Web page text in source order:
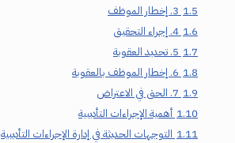
1.5 3. إخطار الموظف
1.6 4. إجراء التحقيق
1.7 5. تحديد العقوبة
1.8 6. إخطار الموظف بالعقوبة
1.9 7. الحق في الاعتراض
1.10 أهمية الإجراءات التأديبية
1.11 التوجهات الحديثة في إدارة الإجراءات التأديبية